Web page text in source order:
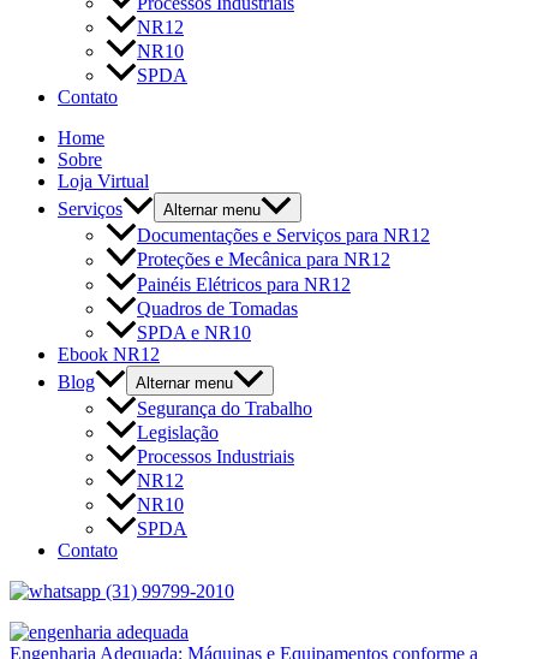
NR12
NR10
SPDA
Contato
Home
Sobre
Loja Virtual
Serviços
Alternar menu
Documentações e Serviços para NR12
Proteções e Mecânica para NR12
Painéis Elétricos para NR12
Quadros de Tomadas
SPDA e NR10
Ebook NR12
Blog
Alternar menu
Segurança do Trabalho
Legislação
Processos Industriais
NR12
NR10
SPDA
Contato
(31) 99799-2010
Engenharia Adequada: Máquinas e Equipamentos conforme a